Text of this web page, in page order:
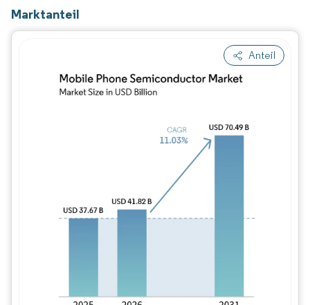
Marktanteil
Anteil
Bild © Mordor Intelligence.